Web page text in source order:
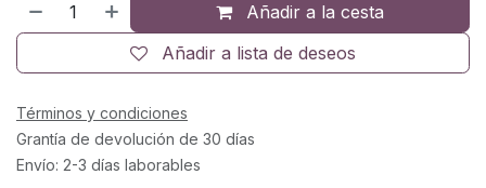
Añadir a la cesta
Añadir a lista de deseos
Términos y condiciones
Grantía de devolución de 30 días
Envío: 2-3 días laborables